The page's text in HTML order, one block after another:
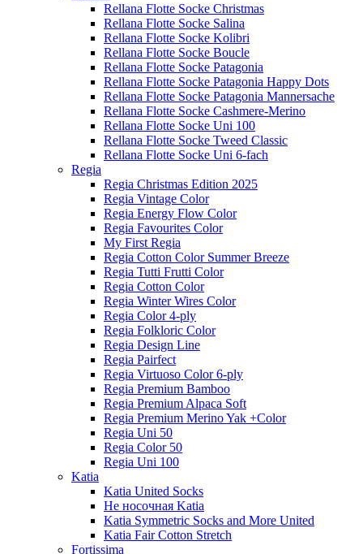
Rellana Flotte Socke Christmas
Rellana Flotte Socke Salina
Rellana Flotte Socke Kolibri
Rellana Flotte Socke Boucle
Rellana Flotte Socke Patagonia
Rellana Flotte Socke Patagonia Happy Dots
Rellana Flotte Socke Patagonia Mannersache
Rellana Flotte Socke Cashmere-Merino
Rellana Flotte Socke Uni 100
Rellana Flotte Socke Tweed Classic
Rellana Flotte Socke Uni 6-fach
Regia
Regia Christmas Edition 2025
Regia Vintage Color
Regia Energy Flow Color
Regia Favourites Color
My First Regia
Regia Cotton Color Summer Breeze
Regia Tutti Frutti Color
Regia Cotton Color
Regia Winter Wires Color
Regia Color 4-ply
Regia Folkloric Color
Regia Design Line
Regia Pairfect
Regia Virtuoso Color 6-ply
Regia Premium Bamboo
Regia Premium Alpaca Soft
Regia Premium Merino Yak +Color
Regia Uni 50
Regia Color 50
Regia Uni 100
Katia
Katia United Socks
Не носочная Katia
Katia Symmetric Socks and More United
Katia Fair Cotton Stretch
Fortissima